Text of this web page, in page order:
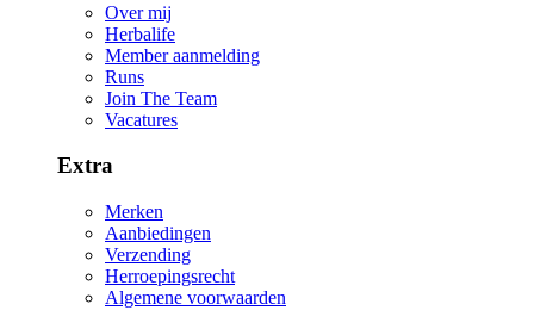
Over mij
Herbalife
Member aanmelding
Runs
Join The Team
Vacatures
Extra
Merken
Aanbiedingen
Verzending
Herroepingsrecht
Algemene voorwaarden